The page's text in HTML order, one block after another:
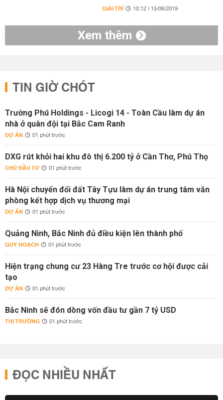
GIẢI TRÍ 10:12 | 15/06/2019
Xem thêm
TIN GIỜ CHÓT
Trường Phú Holdings - Licogi 14 - Toàn Cầu làm dự án
nhà ở quân đội tại Bắc Cam Ranh
DỰ ÁN 01 phút trước
DXG rút khỏi hai khu đô thị 6.200 tỷ ở Cần Thơ, Phú Thọ
CHỦ ĐẦU TƯ 01 phút trước
Hà Nội chuyển đổi đất Tây Tựu làm dự án trung tâm văn
phòng kết hợp dịch vụ thương mại
DỰ ÁN 01 phút trước
Quảng Ninh, Bắc Ninh đủ điều kiện lên thành phố
QUY HOẠCH 01 phút trước
Hiện trạng chung cư 23 Hàng Tre trước cơ hội được cải
tạo
DỰ ÁN 01 phút trước
Bắc Ninh sẽ đón dòng vốn đầu tư gần 7 tỷ USD
THỊ TRƯỜNG 01 phút trước
ĐỌC NHIỀU NHẤT